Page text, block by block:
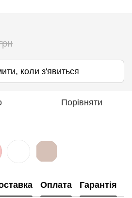
коли з'явиться
Порівняти
Оплата Гарантія